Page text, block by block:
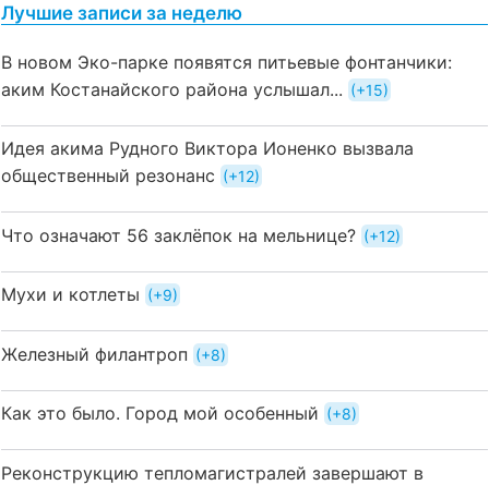
Лучшие записи за неделю
В новом Эко-парке появятся питьевые фонтанчики:
аким Костанайского района услышал...
+15
Идея акима Рудного Виктора Ионенко вызвала
общественный резонанс
+12
Что означают 56 заклёпок на мельнице? +12
Мухи и котлеты +9
Железный филантроп +8
Как это было. Город мой особенный +8
Реконструкцию тепломагистралей завершают в